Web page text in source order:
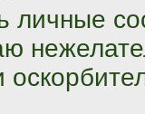
личные